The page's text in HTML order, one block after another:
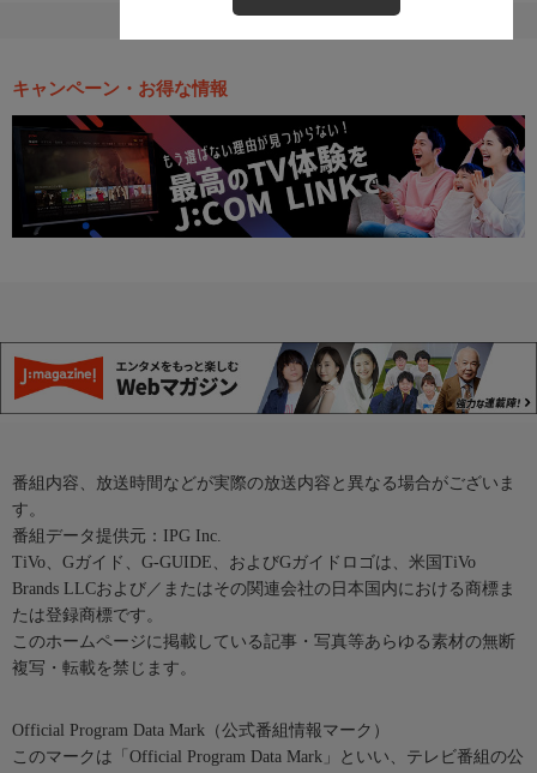
キャンペーン・お得な情報
番組内容、放送時間などが実際の放送内容と異なる場合がございま
す。
番組データ提供元：IPG Inc.
TiVo、Gガイド、G-GUIDE、およびGガイドロゴは、米国TiVo
Brands LLCおよび／またはその関連会社の日本国内における商標ま
たは登録商標です。
このホームページに掲載している記事・写真等あらゆる素材の無断
複写・転載を禁じます。
Official Program Data Mark（公式番組情報マーク）
このマークは「Official Program Data Mark」といい、テレビ番組の公